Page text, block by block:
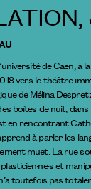
de Caen, à
vers le théâtre
de Mélina
boîtes de nuit,
en rencontrant
à parler les
muet. La rue
et
toutefois pas